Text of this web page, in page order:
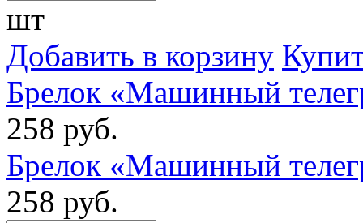
шт
Добавить в корзину
Брелок «Машинный
258 руб.
Брелок «Машинный
258 руб.